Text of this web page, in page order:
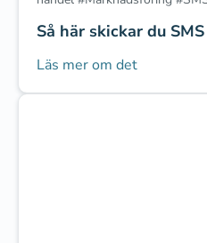
Så här skickar du
Läs mer om det